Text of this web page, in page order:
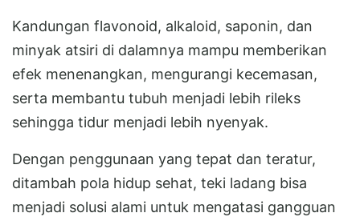
Kandungan flavonoid, alkaloid, saponin, dan
minyak atsiri di dalamnya mampu memberikan
efek menenangkan, mengurangi kecemasan,
serta membantu tubuh menjadi lebih rileks
sehingga tidur menjadi lebih nyenyak.
Dengan penggunaan yang tepat dan teratur,
ditambah pola hidup sehat, teki ladang bisa
menjadi solusi alami untuk mengatasi gangguan